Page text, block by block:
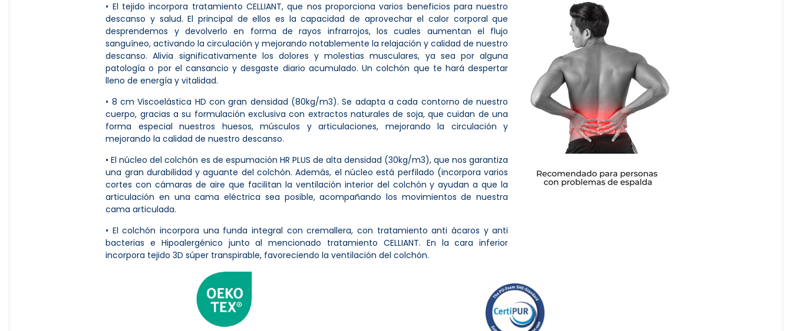
• El tejido incorpora tratamiento CELLIANT, que nos proporciona varios beneficios para nuestro
descanso y salud. El principal de ellos es la capacidad de aprovechar el calor corporal que
desprendemos y devolverlo en forma de rayos infrarrojos, los cuales aumentan el flujo
sanguíneo, activando la circulación y mejorando notablemente la relajación y calidad de nuestro
descanso. Alivia significativamente los dolores y molestias musculares, ya sea por alguna
patología o por el cansancio y desgaste diario acumulado. Un colchón que te hará despertar
lleno de energía y vitalidad.
• 8 cm Viscoelástica HD con gran densidad (80kg/m3). Se adapta a cada contorno de nuestro
cuerpo, gracias a su formulación exclusiva con extractos naturales de soja, que cuidan de una
forma especial nuestros huesos, músculos y articulaciones, mejorando la circulación y
mejorando la calidad de nuestro descanso.
• El núcleo del colchón es de espumación HR PLUS de alta densidad (30kg/m3), que nos garantiza
una gran durabilidad y aguante del colchón. Además, el núcleo está perfilado (incorpora varios
cortes con cámaras de aire que facilitan la ventilación interior del colchón y ayudan a que la
articulación en una cama eléctrica sea posible, acompañando los movimientos de nuestra
cama articulada.
• El colchón incorpora una funda integral con cremallera, con tratamiento anti ácaros y anti
bacterias e Hipoalergénico junto al mencionado tratamiento CELLIANT. En la cara inferior
incorpora tejido 3D súper transpirable, favoreciendo la ventilación del colchón.